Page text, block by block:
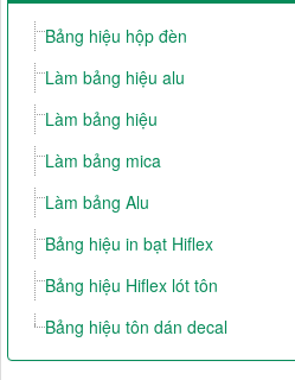
Bảng hiệu hộp đèn
Làm bảng hiệu alu
Làm bảng hiệu
Làm bảng mica
Làm bảng Alu
Bảng hiệu in bạt Hiflex
Bảng hiệu Hiflex lót tôn
Bảng hiệu tôn dán decal